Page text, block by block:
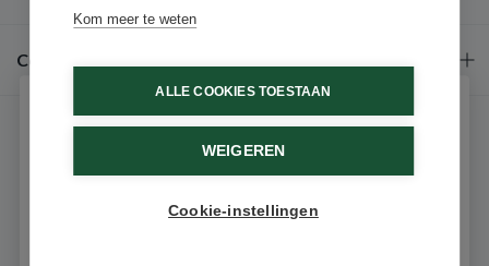
Contact
9.6 / 10 (531 beoordelingen)
Kom meer te weten
ALLE COOKIES TOESTAAN
WEIGEREN
Cookie-instellingen
Schrijf je in voor onze nieuwsbrief
Ontvang als eerste de beste aanbiedingen en persoonlijk
advies